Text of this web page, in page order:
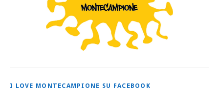
I LOVE MONTECAMPIONE SU FACEBOOK